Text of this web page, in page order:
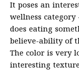
It poses an
wellness
does eating
believe-ability of
The color is very
interesting